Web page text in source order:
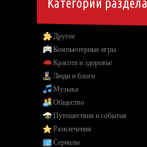
Другое
Компьютерные игры
Красота и здоровье
Люди и блоги
Музыка
Общество
Путешествия и события
Развлечения
Сериалы